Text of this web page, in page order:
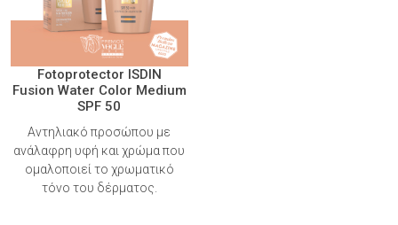
Fotoprotector ISDIN
Fusion Water Color Medium
SPF 50
Αντηλιακό προσώπου με
ανάλαφρη υφή και χρώμα που
ομαλοποιεί το χρωματικό
τόνο του δέρματος.